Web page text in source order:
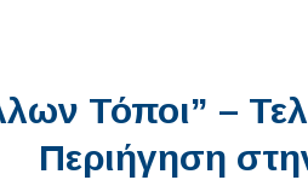
Τόποι” –
Περιήγηση